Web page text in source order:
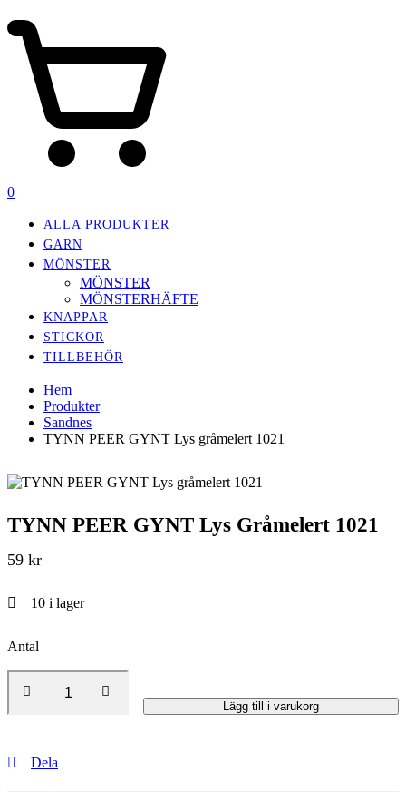
0
ALLA PRODUKTER
GARN
MÖNSTER
MÖNSTER
MÖNSTERHÄFTE
KNAPPAR
STICKOR
TILLBEHÖR
Hem
Produkter
Sandnes
TYNN PEER GYNT Lys gråmelert 1021
TYNN PEER GYNT Lys Gråmelert 1021
59 kr
10 i lager
Antal
Lägg till i varukorg
Dela